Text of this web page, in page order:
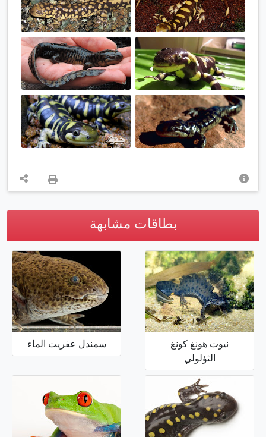
بطاقات مشابهة
نيوت هونغ كونغ
الثؤلولي
سمندل عفريت الماء